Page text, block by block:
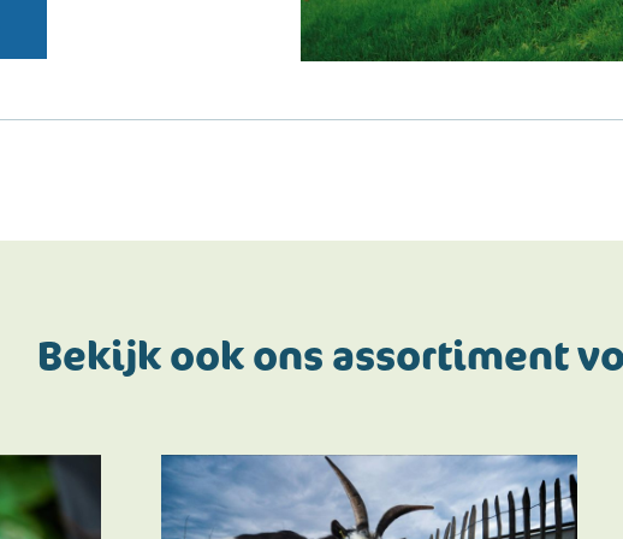
Bekijk ook ons assortiment